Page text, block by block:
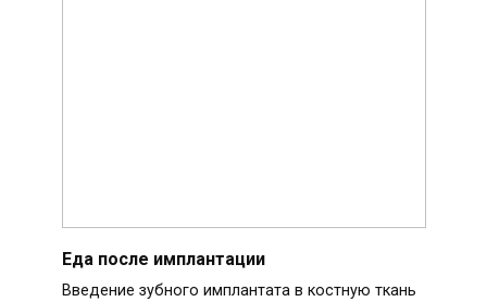
Еда после имплантации
Введение зубного имплантата в костную ткань